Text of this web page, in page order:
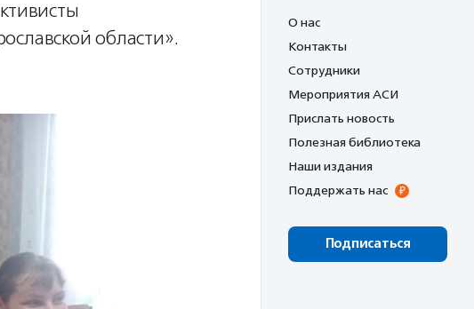
области».
О нас
Контакты
Сотрудники
Мероприятия АСИ
Прислать новость
Полезная библиотека
Наши издания
Поддержать нас
Подписаться